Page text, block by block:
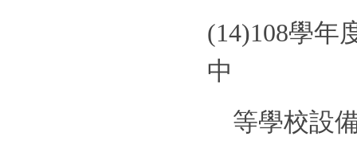
(14)108學年
中
等學校設